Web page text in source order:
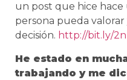
un post que hice hace
persona pueda
decisión. http://bit.ly/
He estado en
trabajando y me